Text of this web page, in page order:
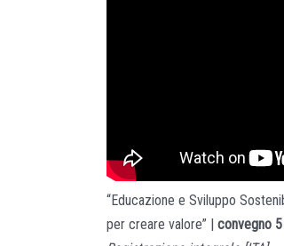
“Educazione e Sviluppo
per creare valore” | convegno